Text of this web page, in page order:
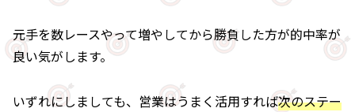
元手を数レースやって増やしてから勝負した方が的中率が
良い気がします。
いずれにしましても、営業はうまく活用すれば次のステー